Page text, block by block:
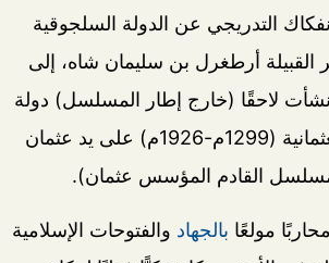
التدريجي عن الدولة السلجوقية
القبيلة أرطغرل بن سليمان شاه، إلى
لاحقًا (خارج إطار المسلسل) دولة
جديدة هي الدولة العثمانية (1299م-1926م) على يد عثمان
القادم المؤسس عثمان).
مولعًا بالجهاد والفتوحات الإسلامية